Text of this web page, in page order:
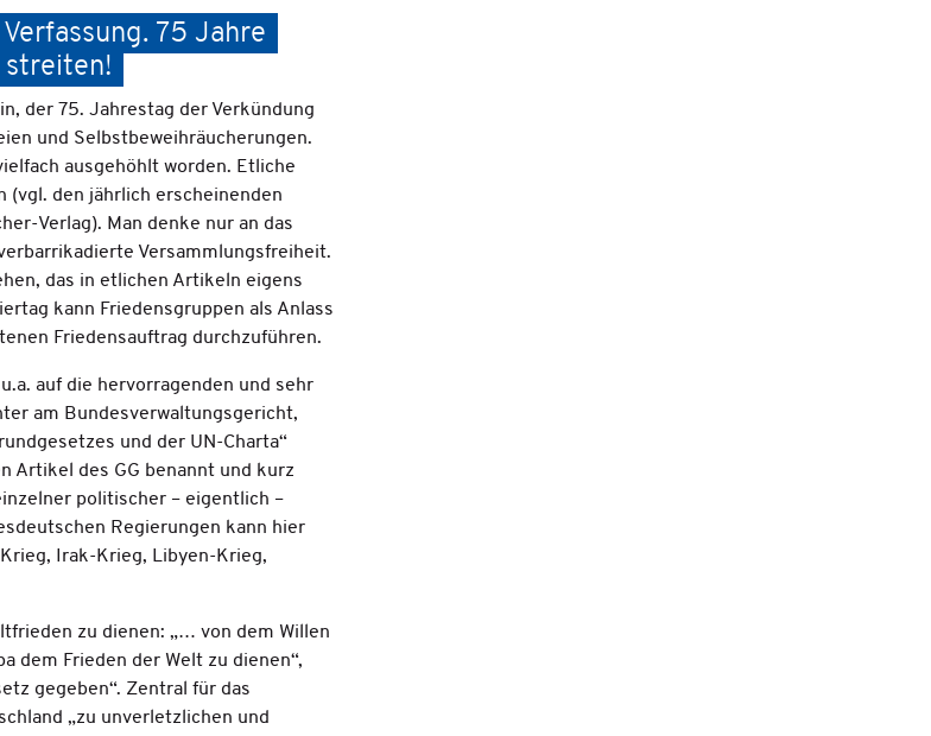
75 Jahre
streiten!
der 75. Jahrestag der Verkündung
und Selbstbeweihräucherungen.
ausgehöhlt worden. Etliche
den jährlich erscheinenden
Verlag). Man denke nur an das
Versammlungsfreiheit.
das in etlichen Artikeln eigens
kann Friedensgruppen als Anlass
Friedensauftrag durchzuführen.
auf die hervorragenden und sehr
am Bundesverwaltungsgericht,
und der UN-Charta“
Artikel des GG benannt und kurz
politischer – eigentlich –
Regierungen kann hier
Irak-Krieg, Libyen-Krieg,
zu dienen: „… von dem Willen
dem Frieden der Welt zu dienen“,
gegeben“. Zentral für das
„zu unverletzlichen und